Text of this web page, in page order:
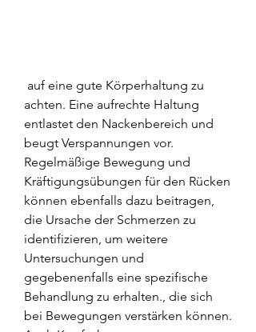
achten. Eine aufrechte Haltung
entlastet den Nackenbereich und
beugt Verspannungen vor.
Regelmäßige Bewegung und
Kräftigungsübungen für den Rücken
können ebenfalls dazu beitragen,
die Ursache der Schmerzen zu
identifizieren, um weitere
Untersuchungen und
gegebenenfalls eine spezifische
Behandlung zu erhalten., die sich
bei Bewegungen verstärken können.